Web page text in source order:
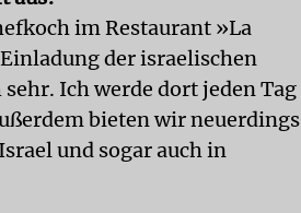
im Restaurant »La
der israelischen
Ich werde dort jeden Tag
bieten wir neuerdings
und sogar auch in